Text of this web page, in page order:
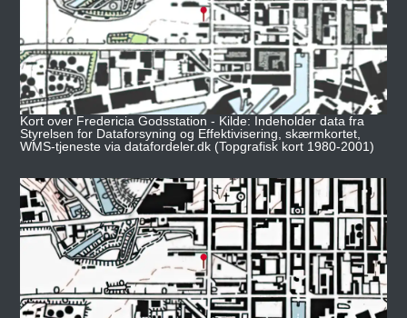
Kort over Fredericia Godsstation - Kilde: Indeholder data fra
Styrelsen for Dataforsyning og Effektivisering, skærmkortet,
WMS-tjeneste via datafordeler.dk (Topgrafisk kort 1980-2001)